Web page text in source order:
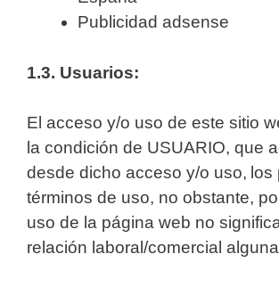
Publicidad adsense
1.3. Usuarios:
El acceso y/o uso de este sitio
la condición de USUARIO, que
desde dicho acceso y/o uso, los
términos de uso, no obstante,
uso de la página web no
relación laboral/comercial